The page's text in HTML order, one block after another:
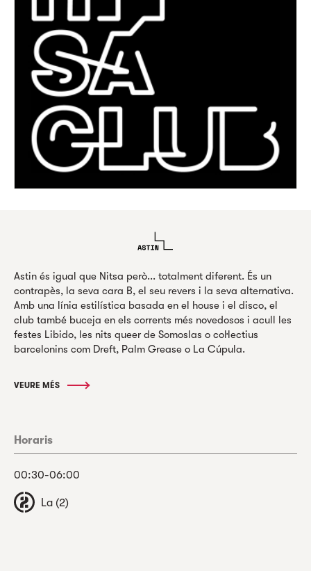
Astin és igual que Nitsa però... totalment diferent. És un
contrapès, la seva cara B, el seu revers i la seva alternativa.
Amb una línia estilística basada en el house i el disco, el
club també buceja en els corrents més novedosos i acull les
festes Libido, les nits queer de Somoslas o col·lectius
barcelonins com Dreft, Palm Grease o La Cúpula.
VEURE MÉS
Horaris
00:30-06:00
La (2)